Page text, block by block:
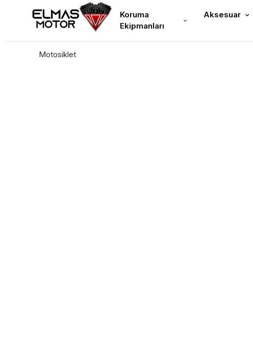
Koruma
Ekipmanları
Aksesuar
Motosiklet